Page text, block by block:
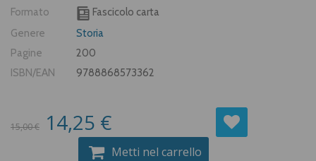
Formato
Fascicolo carta
Genere
Storia
Pagine
200
ISBN/EAN
9788868573362
15,00 € 14,25 €
Metti nel carrello